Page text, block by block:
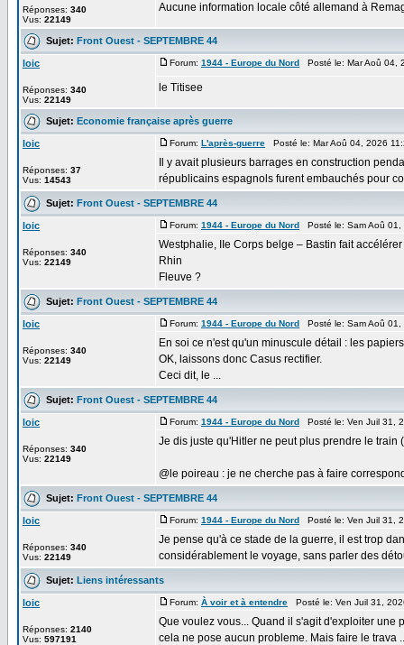
Réponses: 340
Vus: 22149
Aucune information locale côté allemand à
Sujet: Front Ouest - SEPTEMBRE 44
loic
Réponses: 340
Vus: 22149
Forum: 1944 - Europe du Nord Posté le: Mar Aoû
le Titisee
Sujet: Economie française après guerre
loic
Réponses: 37
Vus: 14543
Forum: L'après-guerre Posté le: Mar Aoû 04, 2026
Il y avait plusieurs barrages en construction
républicains espagnols furent embauchés pour
Sujet: Front Ouest - SEPTEMBRE 44
loic
Réponses: 340
Vus: 22149
Forum: 1944 - Europe du Nord Posté le: Sam Aoû
Westphalie, IIe Corps belge – Bastin fait
Rhin
Fleuve ?
Sujet: Front Ouest - SEPTEMBRE 44
loic
Réponses: 340
Vus: 22149
Forum: 1944 - Europe du Nord Posté le: Sam Aoû
En soi ce n'est qu'un minuscule détail : les
OK, laissons donc Casus rectifier.
Ceci dit, le ...
Sujet: Front Ouest - SEPTEMBRE 44
loic
Réponses: 340
Vus: 22149
Forum: 1944 - Europe du Nord Posté le: Ven Juil 31,
Je dis juste qu'Hitler ne peut plus prendre le
@le poireau : je ne cherche pas à faire
Sujet: Front Ouest - SEPTEMBRE 44
loic
Réponses: 340
Vus: 22149
Forum: 1944 - Europe du Nord Posté le: Ven Juil 31,
Je pense qu'à ce stade de la guerre, il est trop
considérablement le voyage, sans parler des
Sujet: Liens intéressants
loic
Réponses: 2140
Vus: 597191
Forum: À voir et à entendre Posté le: Ven Juil 31,
Que voulez vous... Quand il s'agit d'exploiter
cela ne pose aucun probleme. Mais faire le trava